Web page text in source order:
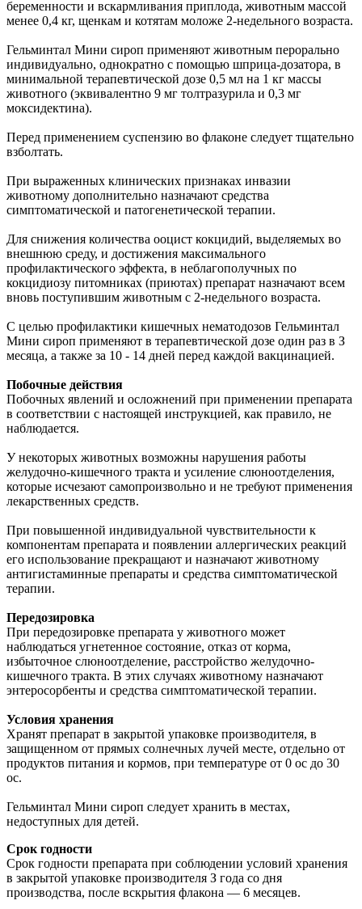
беременности и вскармливания приплода, животным массой
менее 0,4 кг, щенкам и котятам моложе 2-недельного возраста.
Гельминтал Мини сироп применяют животным перорально
индивидуально, однократно с помощью шприца-дозатора, в
минимальной терапевтической дозе 0,5 мл на 1 кг массы
животного (эквивалентно 9 мг толтразурила и 0,3 мг
моксидектина).
Перед применением суспензию во флаконе следует тщательно
взболтать.
При выраженных клинических признаках инвазии
животному дополнительно назначают средства
симптоматической и патогенетической терапии.
Для снижения количества ооцист кокцидий, выделяемых во
внешнюю среду, и достижения максимального
профилактического эффекта, в неблагополучных по
кокцидиозу питомниках (приютах) препарат назначают всем
вновь поступившим животным с 2-недельного возраста.
С целью профилактики кишечных нематодозов Гельминтал
Мини сироп применяют в терапевтической дозе один раз в З
месяца, а также за 10 - 14 дней перед каждой вакцинацией.
Побочные действия
Побочных явлений и осложнений при применении препарата
в соответствии с настоящей инструкцией, как правило, не
наблюдается.
У некоторых животных возможны нарушения работы
желудочно-кишечного тракта и усиление слюноотделения,
которые исчезают самопроизвольно и не требуют применения
лекарственных средств.
При повышенной индивидуальной чувствительности к
компонентам препарата и появлении аллергических реакций
его использование прекращают и назначают животному
антигистаминные препараты и средства симптоматической
терапии.
Передозировка
При передозировке препарата у животного может
наблюдаться угнетенное состояние, отказ от корма,
избыточное слюноотделение, расстройство желудочно-
кишечного тракта. В этих случаях животному назначают
энтеросорбенты и средства симптоматической терапии.
Условия хранения
Хранят препарат в закрытой упаковке производителя, в
защищенном от прямых солнечных лучей месте, отдельно от
продуктов питания и кормов, при температуре от 0 ос до 30
ос.
Гельминтал Мини сироп следует хранить в местах,
недоступных для детей.
Срок годности
Срок годности препарата при соблюдении условий хранения
в закрытой упаковке производителя З года со дня
производства, после вскрытия флакона — 6 месяцев.